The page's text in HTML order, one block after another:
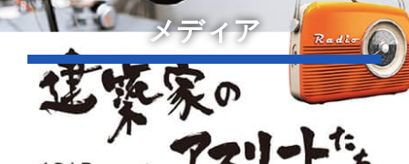
メディア